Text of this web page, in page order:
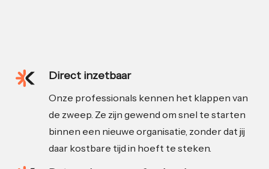
Direct inzetbaar
Onze professionals kennen het klappen van
de zweep. Ze zijn gewend om snel te starten
binnen een nieuwe organisatie, zonder dat jij
daar kostbare tijd in hoeft te steken.